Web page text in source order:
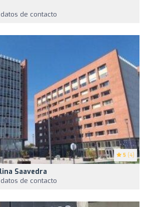
de contacto
5 (4)
Saavedra
de contacto